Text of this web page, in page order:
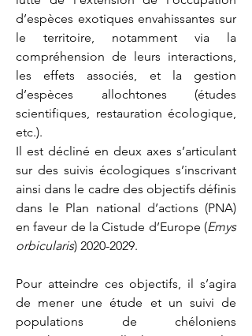
d’espèces exotiques envahissantes sur
le territoire, notamment via la
compréhension de leurs interactions,
les effets associés, et la gestion
d’espèces allochtones (études
scientifiques, restauration écologique,
etc.).
Il est décliné en deux axes s’articulant
sur des suivis écologiques s’inscrivant
ainsi dans le cadre des objectifs définis
dans le Plan national d’actions (PNA)
en faveur de la Cistude d’Europe (Emys
orbicularis) 2020-2029.
Pour atteindre ces objectifs, il s’agira
de mener une étude et un suivi de
populations de chéloniens